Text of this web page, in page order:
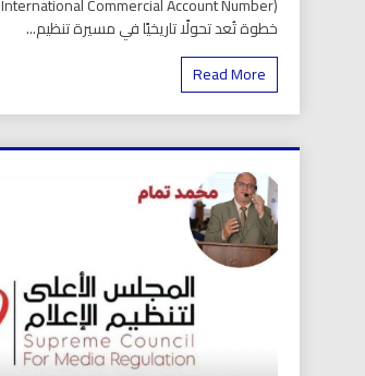
خطوة تُعد تحولًا تاريخيًا في مسيرة تنظيم...
Read More